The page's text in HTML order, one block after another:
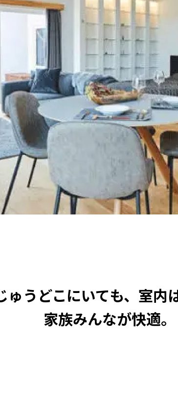
ゅうどこにいても、 室内
家族みんなが快適。